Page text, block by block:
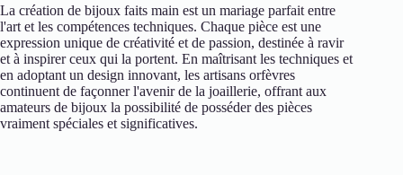
La création de bijoux faits main est un mariage parfait entre
l'art et les compétences techniques. Chaque pièce est une
expression unique de créativité et de passion, destinée à ravir
et à inspirer ceux qui la portent. En maîtrisant les techniques et
en adoptant un design innovant, les artisans orfèvres
continuent de façonner l'avenir de la joaillerie, offrant aux
amateurs de bijoux la possibilité de posséder des pièces
vraiment spéciales et significatives.